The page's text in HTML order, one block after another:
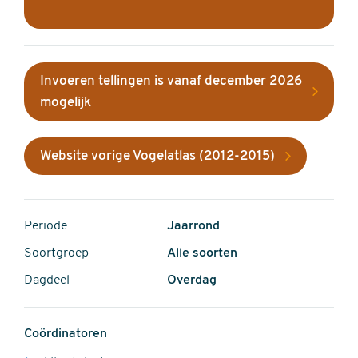
Invoeren tellingen is vanaf december 2026
mogelijk
Website vorige Vogelatlas (2012-2015)
Periode Jaarrond
Soortgroep Alle soorten
Dagdeel Overdag
Coördinatoren